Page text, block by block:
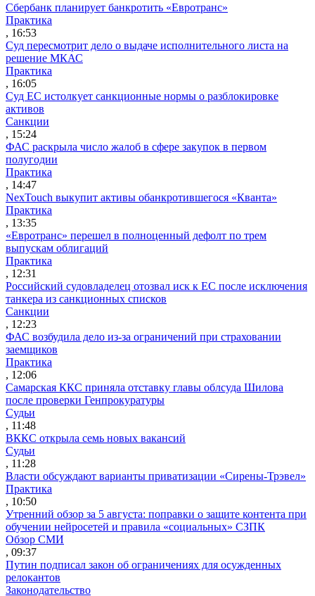
Сбербанк планирует банкротить «Евротранс»
Практика
, 16:53
Суд пересмотрит дело о выдаче исполнительного листа на
решение МКАС
Практика
, 16:05
Суд ЕС истолкует санкционные нормы о разблокировке
активов
Санкции
, 15:24
ФАС раскрыла число жалоб в сфере закупок в первом
полугодии
Практика
, 14:47
NexTouch выкупит активы обанкротившегося «Кванта»
Практика
, 13:35
«Евротранс» перешел в полноценный дефолт по трем
выпускам облигаций
Практика
, 12:31
Российский судовладелец отозвал иск к ЕС после исключения
танкера из санкционных списков
Санкции
, 12:23
ФАС возбудила дело из-за ограничений при страховании
заемщиков
Практика
, 12:06
Самарская ККС приняла отставку главы облсуда Шилова
после проверки Генпрокуратуры
Судьи
, 11:48
ВККС открыла семь новых вакансий
Судьи
, 11:28
Власти обсуждают варианты приватизации «Сирены-Трэвел»
Практика
, 10:50
Утренний обзор за 5 августа: поправки о защите контента при
обучении нейросетей и правила «социальных» СЗПК
Обзор СМИ
, 09:37
Путин подписал закон об ограничениях для осужденных
релокантов
Законодательство